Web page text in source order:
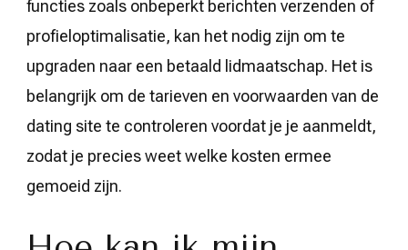
functies zoals onbeperkt berichten verzenden of
profieloptimalisatie, kan het nodig zijn om te
upgraden naar een betaald lidmaatschap. Het is
belangrijk om de tarieven en voorwaarden van de
dating site te controleren voordat je je aanmeldt,
zodat je precies weet welke kosten ermee
gemoeid zijn.